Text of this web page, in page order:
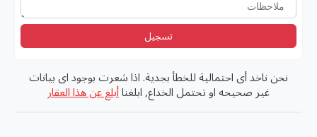
تسجيل
نحن ناخد أى احتمالية للخطأ بجدية. اذا شعرت بوجود اى بيانات
غير صحيحه او تحتمل الخداع, ابلغنا أبلغ عن هذا العقار